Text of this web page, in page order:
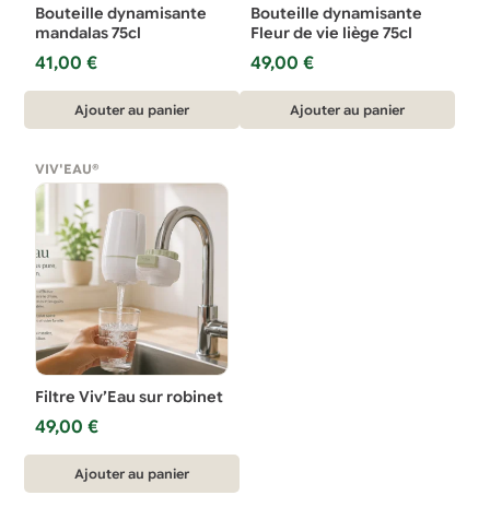
Bouteille dynamisante
mandalas 75cl
41,00€
Ajouter au panier
Bouteille dynamisante
Fleur de vie liège 75cl
49,00 €
Ajouter au panier
VIV'EAU®
Filtre Viv’Eau sur robinet
49,00€
Ajouter au panier